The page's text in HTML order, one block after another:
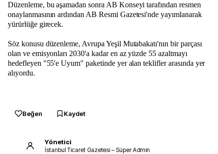
Düzenleme, bu aşamadan sonra AB Konseyi tarafından resmen
onaylanmasının ardından AB Resmi Gazetesi'nde yayımlanarak
yürürlüğe girecek.
Söz konusu düzenleme, Avrupa Yeşil Mutabakatı'nın bir parçası
olan ve emisyonları 2030'a kadar en az yüzde 55 azaltmayı
hedefleyen "55'e Uyum" paketinde yer alan teklifler arasında yer
alıyordu.
Beğen Kaydet
Yönetici
İstanbul Ticaret Gazetesi – Süper Admin